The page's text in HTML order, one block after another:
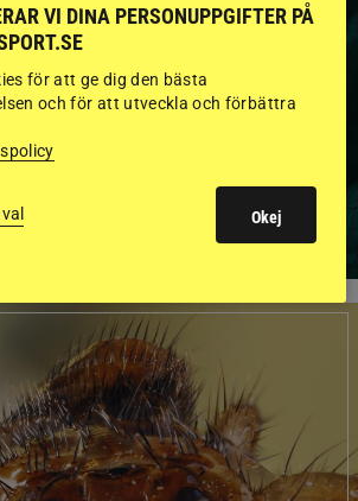
HINGSTAR I
MED
OCH FAKTA
VISA ALLA HINGSTAR
VI DINA PERSONUPPGIFTER PÅ
för att ge dig den bästa
och för att utveckla och förbättra
Okej